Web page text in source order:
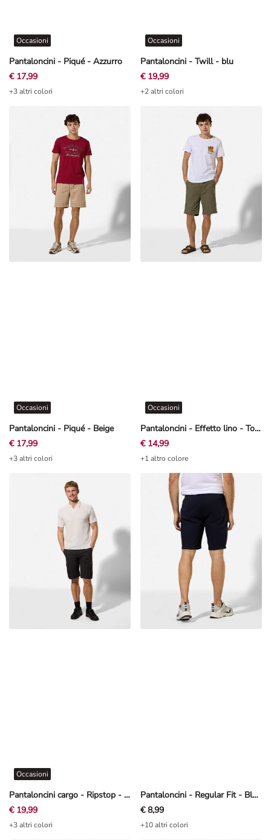
Pantaloncini - Piqué - Azzurro
Occasioni
€ 17,99
+3 altri colori
Pantaloncini - Twill - blu
Occasioni
€ 19,99
+2 altri colori
Pantaloncini - Piqué - Beige
Occasioni
€ 17,99
+3 altri colori
Pantaloncini - Effetto lino - Tortora
Occasioni
€ 14,99
+1 altro colore
Pantaloncini cargo - Ripstop - Nero
Occasioni
€ 19,99
+3 altri colori
Pantaloncini - Regular Fit - Blu scuro
€ 8,99
+10 altri colori